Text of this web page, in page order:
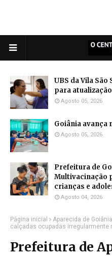
UBS da Vila
para
Agosto 05, 2026
Goiânia avança
Agosto 05, 2026
Prefeitura de
Multivacinação
crianças e
Agosto 04, 2026
Página inicial Aparecida de Goiânia
calçadas ocupadas irregularmente
Prefeitura de